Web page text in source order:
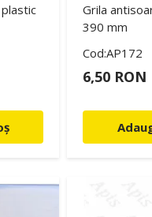
Grila
390 mm
Cod:AP172
6,50 RON